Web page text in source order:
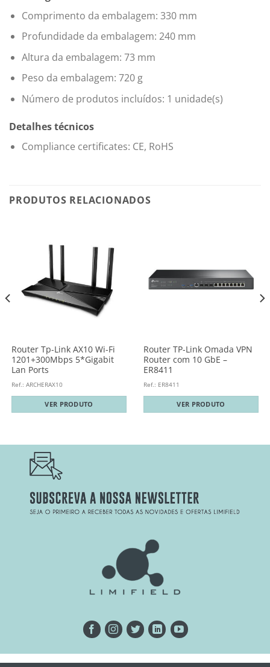
Comprimento da embalagem: 330 mm
Profundidade da embalagem: 240 mm
Altura da embalagem: 73 mm
Peso da embalagem: 720 g
Número de produtos incluídos: 1 unidade(s)
Detalhes técnicos
Compliance certificates: CE, RoHS
PRODUTOS RELACIONADOS
Router Tp-Link AX10 Wi-Fi
1201+300Mbps 5*Gigabit
Lan Ports
Ref.: ARCHERAX10
VER PRODUTO
Router TP-Link Omada VPN
Router com 10 GbE –
ER8411
Ref.: ER8411
VER PRODUTO